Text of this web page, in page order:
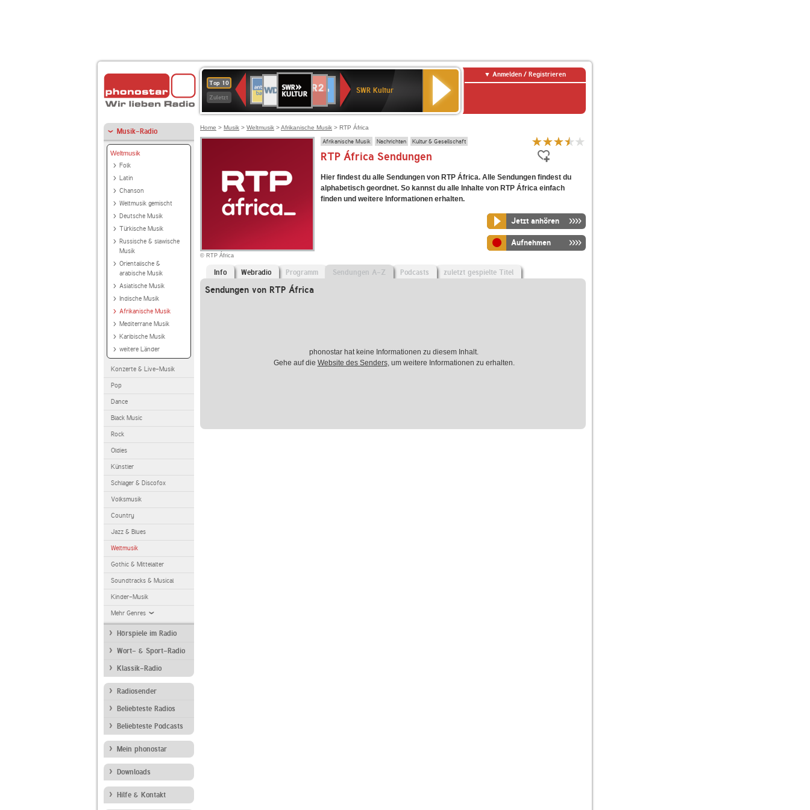
Top 10
Zuletzt
Deutschlandfunk
80er
90er
OLDIE
ANTENNE
SWR3
WDR
4
BR-
KLASSIK
Deutschlandfunk
Kultur
ANTENNE
BAYERN
2
Kultur2
SWR Kultur
Anmelden / Registrieren
Musik-Radio
Weltmusik
Folk
Latin
Chanson
Weltmusik gemischt
Deutsche Musik
Türkische Musik
Russische & slawische
Musik
Orientalische &
arabische Musik
Asiatische Musik
Indische Musik
Afrikanische Musik
Mediterrane Musik
Karibische Musik
weitere Länder
Konzerte & Live-Musik
Pop
Dance
Black Music
Rock
Oldies
Künstler
Schlager & Discofox
Volksmusik
Country
Jazz & Blues
Weltmusik
Gothic & Mittelalter
Soundtracks & Musical
Kinder-Musik
Mehr Genres
Hörspiele im Radio
Wort- & Sport-Radio
Klassik-Radio
Radiosender
Beliebteste Radios
Beliebteste Podcasts
Mein phonostar
Downloads
Hilfe & Kontakt
Home > Musik > Weltmusik >Afrikanische Musik > RTP África
© RTP África
Afrikanische Musik Nachrichten Kultur & Gesellschaft
RTP África Sendungen
Hier findest du alle Sendungen von RTP África. Alle Sendungen findest du
alphabetisch geordnet. So kannst du alle Inhalte von RTP África einfach
finden und weitere Informationen erhalten.
Jetzt anhören
Aufnehmen
Info Webradio Programm Sendungen A-Z Podcasts zuletzt gespielte Titel
Sendungen von RTP África
phonostar hat keine Informationen zu diesem Inhalt.
Gehe auf die Website des Senders, um weitere Informationen zu erhalten.